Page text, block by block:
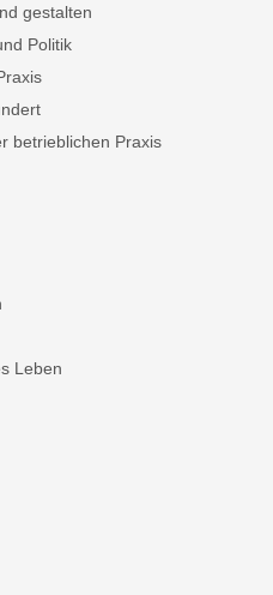
gestalten
Politik
betrieblichen Praxis
Leben